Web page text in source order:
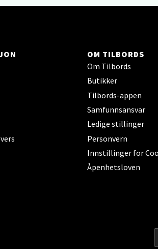
OM TILBORDS
Om Tilbords
Butikker
Tilbords-appen
Samfunnsansvar
Ledige stillinger
Personvern
Innstillinger for
Åpenhetsloven
Åpent i